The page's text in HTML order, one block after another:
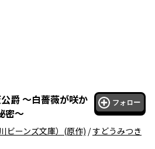
爵 ～白薔薇が咲か
密～
フォロー
ビーンズ文庫） (原作) /すどうみつき